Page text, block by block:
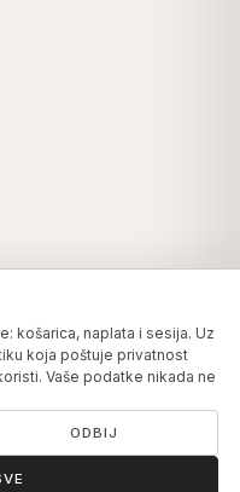
košarica, naplata i sesija. Uz
koja poštuje privatnost
Vaše podatke nikada ne
ODBIJ